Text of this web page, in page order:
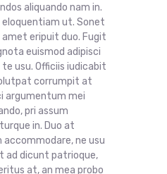
aliquando nam in.
ut. Sonet
eripuit duo. Fugit
euismod adipisci
usu. Officiis iudicabit
corrumpit at
argumentum mei
pri assum
in. Duo at
ne usu
ad dicunt patrioque,
at, an mea probo